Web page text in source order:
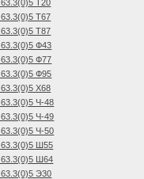
63.3(0)5 Т20
63.3(0)5 Т67
63.3(0)5 Т87
63.3(0)5 Ф43
63.3(0)5 Ф77
63.3(0)5 Ф95
63.3(0)5 Х68
63.3(0)5 Ч-48
63.3(0)5 Ч-49
63.3(0)5 Ч-50
63.3(0)5 Ш55
63.3(0)5 Ш64
63.3(0)5 Э30